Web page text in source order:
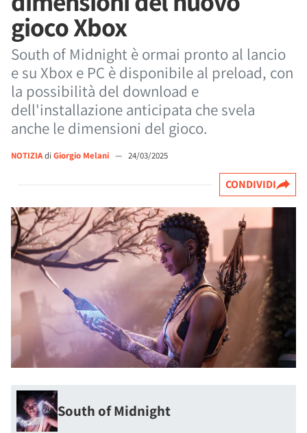
gioco Xbox
South of Midnight è ormai pronto al lancio
e su Xbox e PC è disponibile al preload, con
la possibilità del download e
dell'installazione anticipata che svela
anche le dimensioni del gioco.
NOTIZIAdi Giorgio Melani — 24/03/2025
CONDIVIDI
South of Midnight